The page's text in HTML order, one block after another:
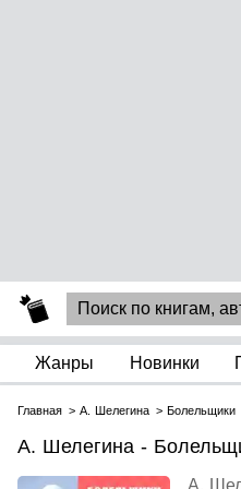
Жанры Новинки
Главная А. Шелегина Болельщики
А. Шелегина -